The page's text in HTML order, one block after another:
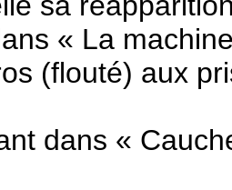
« La
(flouté) aux
dans «